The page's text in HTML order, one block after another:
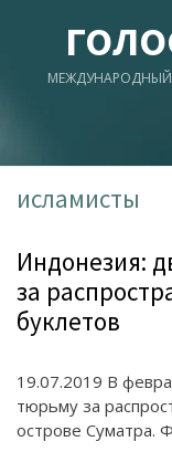
МЕЖДУНАРОДНЫЙ
исламисты
Индонезия:
за
буклетов
19.07.2019 В
тюрьму за
острове Суматра.